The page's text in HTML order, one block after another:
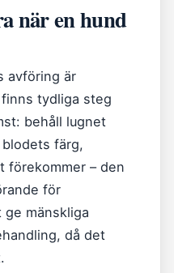
när en hund
avföring är
tydliga steg
behåll lugnet
färg,
förekommer – den
för
mänskliga
då det